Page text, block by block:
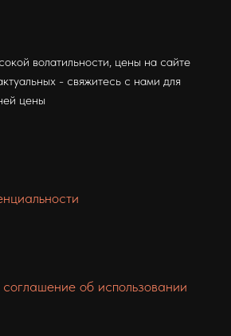
волатильности, цены на сайте
- свяжитесь с нами для
цены
соглашение об использовании